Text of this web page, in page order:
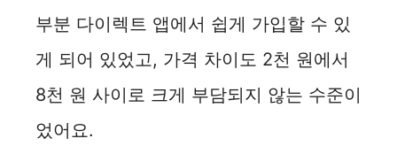
부분 다이렉트 앱에서 쉽게 가입할 수 있
게 되어 있었고, 가격 차이도 2천 원에서
8천 원 사이로 크게 부담되지 않는 수준이
었어요.